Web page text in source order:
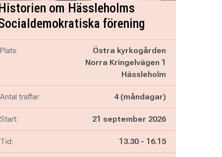
om Hässleholms
förening
Plats:
Östra kyrkogården
Norra Kringelvägen 1
Hässleholm
Antal träffar: 4 (måndagar)
Start: 21 september 2026
Tid: Pågår mellan
13.30 - och
16.15